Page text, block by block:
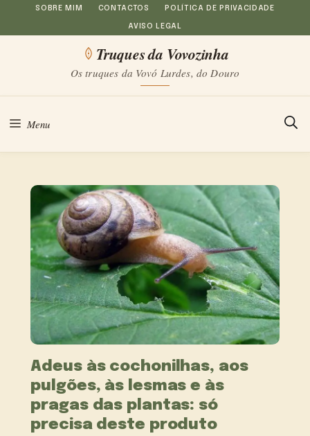
Saltar
para
conteúdo
SOBRE MIM CONTACTOS POLÍTICA DE PRIVACIDADE
AVISO LEGAL
Truques da Vovozinha
Os truques da Vovó Lurdes, do Douro
Menu
Adeus às cochonilhas, aos
pulgões, às lesmas e às
pragas das plantas: só
precisa deste produto